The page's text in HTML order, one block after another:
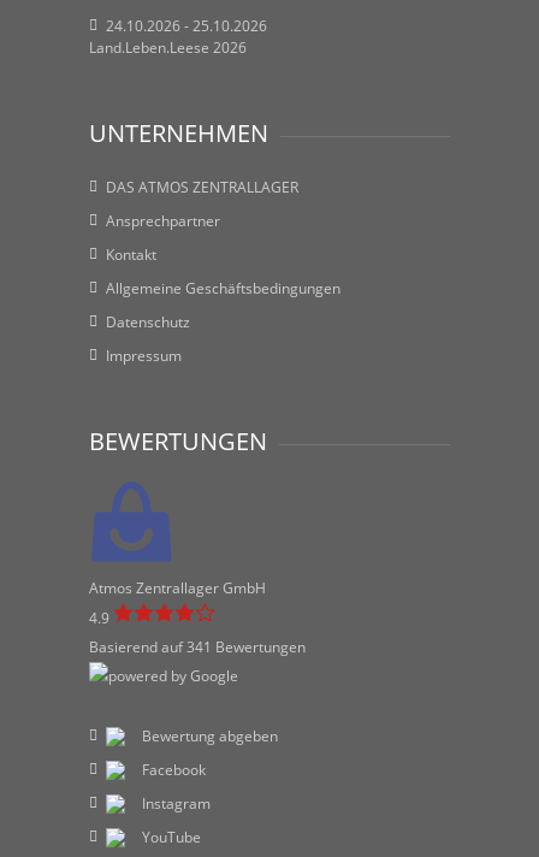
24.10.2026 - 25.10.2026
Land.Leben.Leese 2026
UNTERNEHMEN
DAS ATMOS ZENTRALLAGER
Ansprechpartner
Kontakt
Allgemeine Geschäftsbedingungen
Datenschutz
Impressum
BEWERTUNGEN
Atmos Zentrallager GmbH
4.9
Basierend auf 341 Bewertungen
Bewertung abgeben
Facebook
Instagram
YouTube